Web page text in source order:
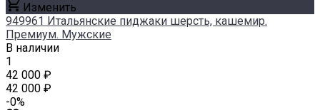
Изменить
949961 Итальянские пиджаки шерсть, кашемир.
Премиум. Мужские
В наличии
1
42 000 ₽
42 000 ₽
-0%